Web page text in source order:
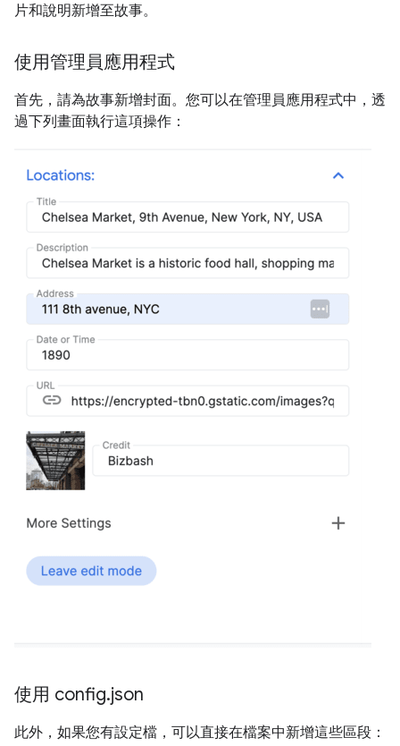
片和說明新增至故事。
使用管理員應用程式
首先，請為故事新增封面。您可以在管理員應用程式中，透
過下列畫面執行這項操作：
使用 config.json
此外，如果您有設定檔，可以直接在檔案中新增這些區段：